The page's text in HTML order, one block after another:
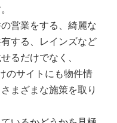
営業をする、綺麗な
する、レインズなど
るだけでなく、
のサイトにも物件情
まざまな施策を取り